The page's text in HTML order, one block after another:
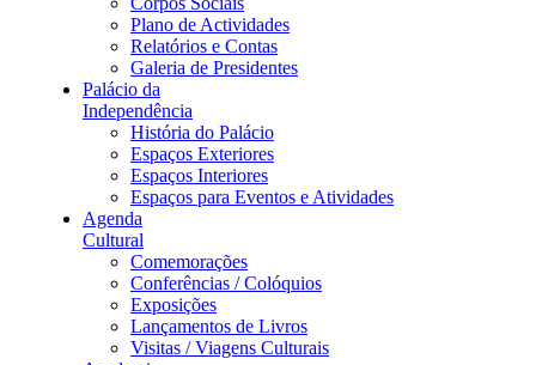
Plano de Actividades
Relatórios e Contas
Galeria de Presidentes
Palácio da
Independência
História do Palácio
Espaços Exteriores
Espaços Interiores
Espaços para Eventos e Atividades
Agenda
Cultural
Comemorações
Conferências / Colóquios
Exposições
Lançamentos de Livros
Visitas / Viagens Culturais